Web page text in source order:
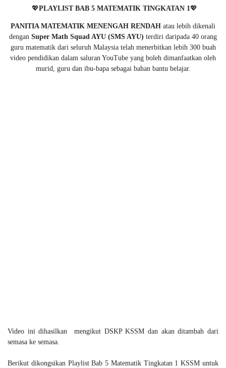
💖PLAYLIST BAB 5 MATEMATIK TINGKATAN 1💖
PANITIA MATEMATIK MENENGAH RENDAH atau lebih dikenali
dengan Super Math Squad AYU (SMS AYU) terdiri daripada 40 orang
guru matematik dari seluruh Malaysia telah menerbitkan lebih 300 buah
video pendidikan dalam saluran YouTube yang boleh dimanfaatkan oleh
murid, guru dan ibu-bapa sebagai bahan bantu belajar.
Video ini dihasilkan mengikut DSKP KSSM dan akan ditambah dari
semasa ke semasa.
Berikut dikongsikan Playlist Bab 5 Matematik Tingkatan 1 KSSM untuk